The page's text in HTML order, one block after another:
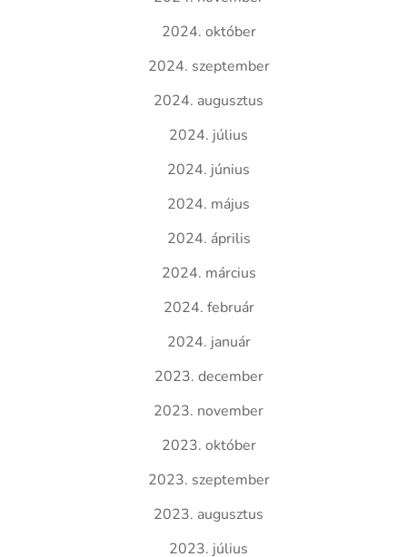
2024. október
2024. szeptember
2024. augusztus
2024. július
2024. június
2024. május
2024. április
2024. március
2024. február
2024. január
2023. december
2023. november
2023. október
2023. szeptember
2023. augusztus
2023. július